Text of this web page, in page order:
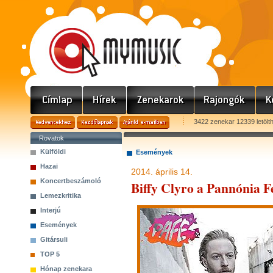
3422 zenekar 12339
Rovatok
Külföldi
Hazai
Koncertbeszámoló
Lemezkritika
Interjú
Események
Gitársuli
TOP 5
Hónap zenekara
Események
2014. április 14.
Biffy Clyro a Pannónia